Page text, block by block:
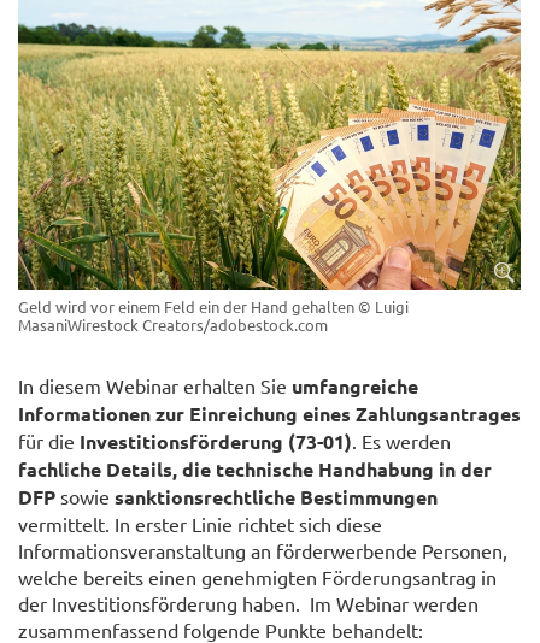
Geld wird vor einem Feld ein der Hand gehalten © Luigi
MasaniWirestock Creators/adobestock.com
In diesem Webinar erhalten Sie umfangreiche
Informationen zur Einreichung eines Zahlungsantrages
für die Investitionsförderung (73-01) . Es werden
fachliche Details, die technische Handhabung in der
DFP sowie sanktionsrechtliche Bestimmungen
vermittelt. In erster Linie richtet sich diese
Informationsveranstaltung an förderwerbende Personen,
welche bereits einen genehmigten Förderungsantrag in
der Investitionsförderung haben. Im Webinar werden
zusammenfassend folgende Punkte behandelt: